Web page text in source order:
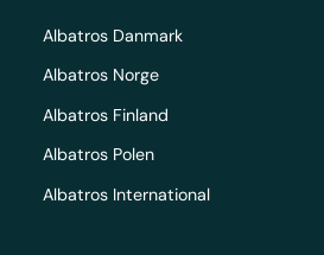
Albatros Danmark
Albatros Norge
Albatros Finland
Albatros Polen
Albatros International